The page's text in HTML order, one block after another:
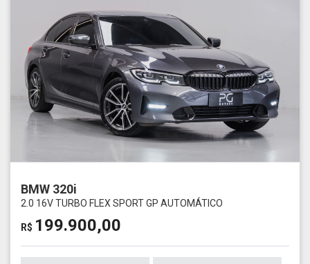
BMW 320i
2.0 16V TURBO FLEX SPORT GP AUTOMÁTICO
R$ 199.900,00